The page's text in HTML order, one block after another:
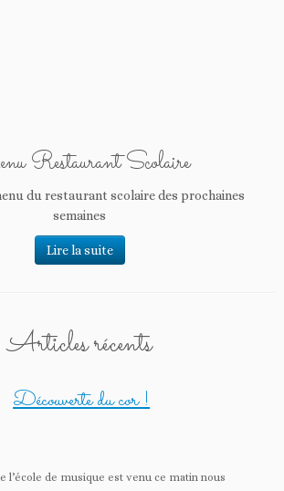
Restaurant Scolaire
du restaurant scolaire des prochaines
semaines
Lire la suite
Articles récents
Découverte du cor !
l’école de musique est venu ce matin nous